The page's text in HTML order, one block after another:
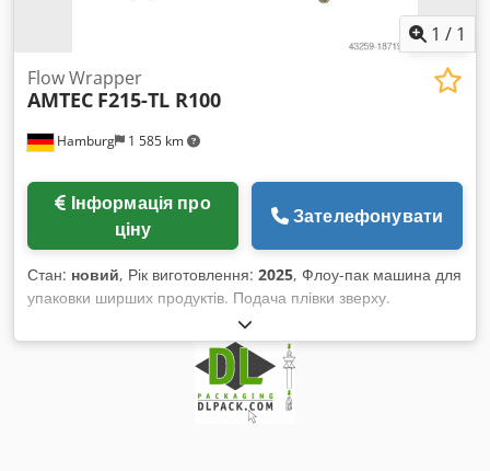
1 / 1
Hamburg 1 585 km
Flow Wrapper
AMTEC F215-TL R100
ціну
Зателефонувати
Стан: новий, Рік виготовлення: 2025, Флоу-пак машина для
упаковки ширших продуктів. Подача плівки зверху.
Серводвигуни забезпечують подачу, поздовжнє та кінцеве
запаювання, керування через ПЛК, управління –
touchscreen. Функція «Без продукту – без пакета».
Характеристики: максимальна швидкість холостого ходу –
100 циклів/хв; розміри пакету (не продукту): Д(60-